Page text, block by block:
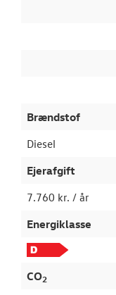
Brændstof
Diesel
Ejerafgift
7.760 kr. / år
Energiklasse
CO2